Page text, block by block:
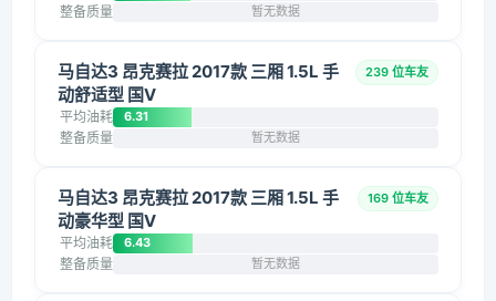
整备质量 暂无数据
马自达3 昂克赛拉 2017款 三厢 1.5L 手
动舒适型 国V
239 位车友
平均油耗 6.31
整备质量 暂无数据
马自达3 昂克赛拉 2017款 三厢 1.5L 手
动豪华型 国V
169 位车友
平均油耗 6.43
整备质量 暂无数据